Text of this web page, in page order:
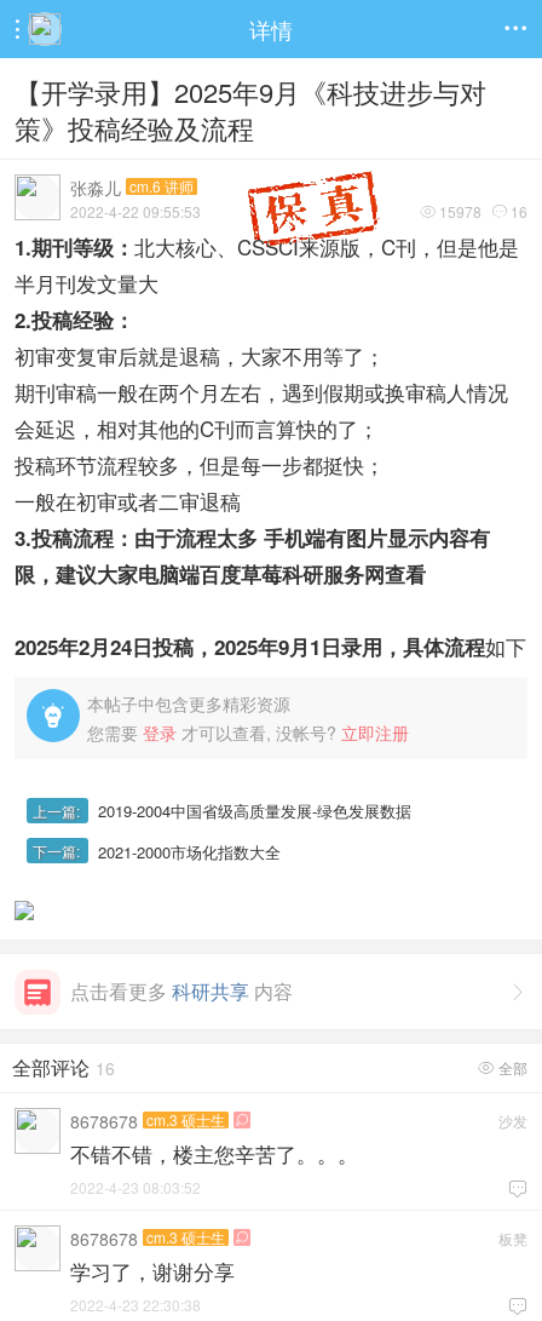
 详情 
【开学录用】2025年9月《科技进步与对
策》投稿经验及流程
张淼儿 cm.6 讲师
 15978  16
2022-4-22 09:55:53
1.期刊等级： 北大核心、CSSCI来源版，C刊，但是他是
半月刊发文量大
2.投稿经验：
初审变复审后就是退稿，大家不用等了；
期刊审稿一般在两个月左右，遇到假期或换审稿人情况
会延迟，相对其他的C刊而言算快的了；
投稿环节流程较多，但是每一步都挺快；
一般在初审或者二审退稿
3.投稿流程：由于流程太多 手机端有图片显示内容有
限，建议大家电脑端百度草莓科研服务网查看
2025年2月24日投稿，2025年9月1日录用，具体流程如下

本帖子中包含更多精彩资源
您需要 登录 才可以查看, 没帐号? 立即注册
上一篇: 2019-2004中国省级高质量发展-绿色发展数据
下一篇: 2021-2000市场化指数大全

点击看更多 科研共享 内容
 全部
全部评论 16
沙发
8678678 cm.3 硕士生 
不错不错，楼主您辛苦了。。。

2022-4-23 08:03:52
板凳
8678678 cm.3 硕士生 
学习了，谢谢分享

2022-4-23 22:30:38